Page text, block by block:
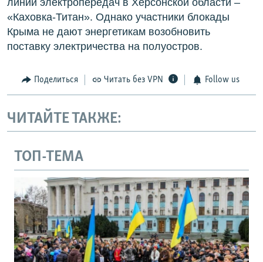
линий электропередач в Херсонской области –
«Каховка-Титан». Однако участники блокады
Крыма не дают энергетикам возобновить
поставку электричества на полуостров.
Поделиться Читать без VPN Follow us
ЧИТАЙТЕ ТАКЖЕ:
ТОП-ТЕМА